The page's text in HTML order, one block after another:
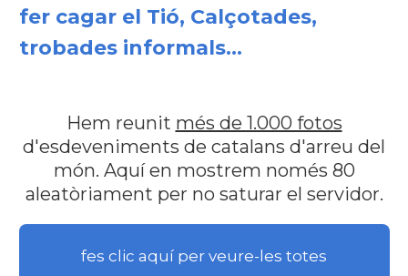
fer cagar el Tió, Calçotades,
trobades informals...
Hem reunit més de 1.000 fotos
d'esdeveniments de catalans d'arreu del
món. Aquí en mostrem només 80
aleatòriament per no saturar el servidor.
fes clic aquí per veure-les totes